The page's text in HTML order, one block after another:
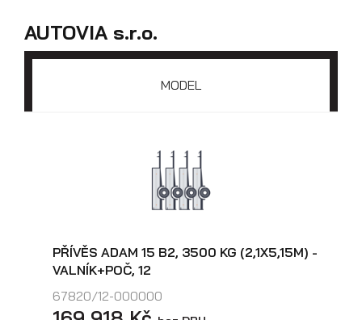
Skladové přívěsy
AUTOVIA s.r.o.
MODEL
PŘÍVĚS ADAM 15 B2, 3500 KG (2,1X5,15M) -
VALNÍK+POČ, 12
67820/12-000000